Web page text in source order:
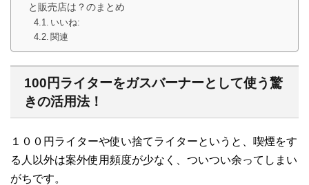
と販売店は？のまとめ
いいね:
関連
100円ライターをガスバーナーとして使う驚
きの活用法！
１００円ライターや使い捨てライターというと、喫煙をす
る人以外は案外使用頻度が少なく、ついつい余ってしまい
がちです。